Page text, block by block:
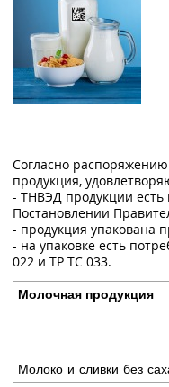
Согласно
продукция,
- ТНВЭД продукции
Постановлении
- продукция упакована
- на упаковке есть
022 и ТР ТС 033.
Молочная продукция
Молоко и сливки без